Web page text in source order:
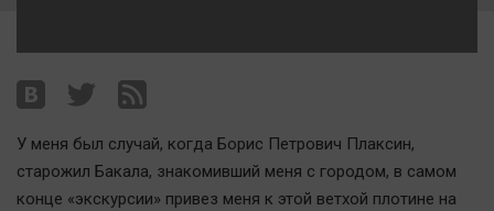
Поиск
Наша победа
Общество
У меня был случай, когда Борис Петрович Плаксин,
старожил Бакала, знакомивший меня с городом, в самом
конце «экскурсии» привез меня к этой ветхой плотине на